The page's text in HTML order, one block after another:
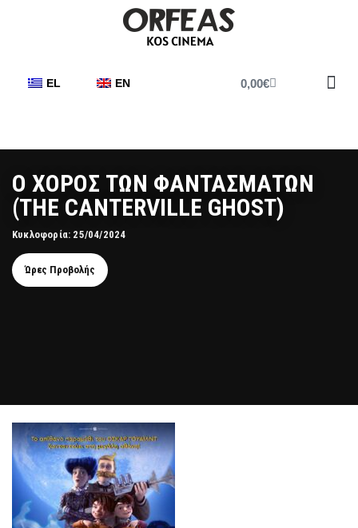
EL EN 0,00€
Ο ΧΟΡΟΣ ΤΩΝ ΦΑΝΤΑΣΜΑΤΩΝ
(THE CANTERVILLE GHOST)
Κυκλοφορία: 25/04/2024
Ώρες Προβολής